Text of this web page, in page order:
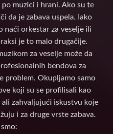
muzici i hrani. Ako su te
da je zabava uspela. Iako
naći orkestar za veselje ili
je to malo drugačije.
za veselje može da
bendova za
problem. Okupljamo samo
koji su se profilisali kao
zahvaljujući iskustvu koje
i za druge vrste zabava.